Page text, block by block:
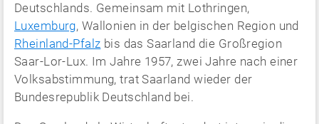
Deutschlands. Gemeinsam mit Lothringen,
Luxemburg, Wallonien in der belgischen Region und
Rheinland-Pfalz bis das Saarland die Großregion
Saar-Lor-Lux. Im Jahre 1957, zwei Jahre nach einer
Volksabstimmung, trat Saarland wieder der
Bundesrepublik Deutschland bei.